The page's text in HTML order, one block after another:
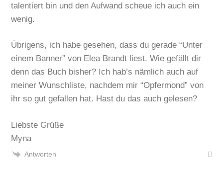
talentiert bin und den Aufwand scheue ich auch ein
wenig.
Übrigens, ich habe gesehen, dass du gerade “Unter
einem Banner” von Elea Brandt liest. Wie gefällt dir
denn das Buch bisher? Ich hab’s nämlich auch auf
meiner Wunschliste, nachdem mir “Opfermond” von
ihr so gut gefallen hat. Hast du das auch gelesen?
Liebste Grüße
Myna
Antworten